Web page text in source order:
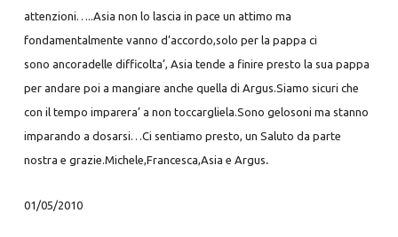
attenzioni…..Asia non lo lascia in pace un attimo ma
fondamentalmente vanno d’accordo,solo per la pappa ci
sono ancoradelle difficolta’, Asia tende a finire presto la sua pappa
per andare poi a mangiare anche quella di Argus.Siamo sicuri che
con il tempo imparera’ a non toccargliela.Sono gelosoni ma stanno
imparando a dosarsi…Ci sentiamo presto, un Saluto da parte
nostra e grazie.Michele,Francesca,Asia e Argus.
01/05/2010